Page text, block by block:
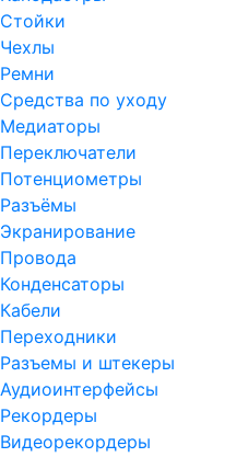
Стойки
Чехлы
Ремни
Средства по уходу
Медиаторы
Переключатели
Потенциометры
Разъёмы
Экранирование
Провода
Конденсаторы
Кабели
Переходники
Разъемы и штекеры
Аудиоинтерфейсы
Рекордеры
Видеорекордеры